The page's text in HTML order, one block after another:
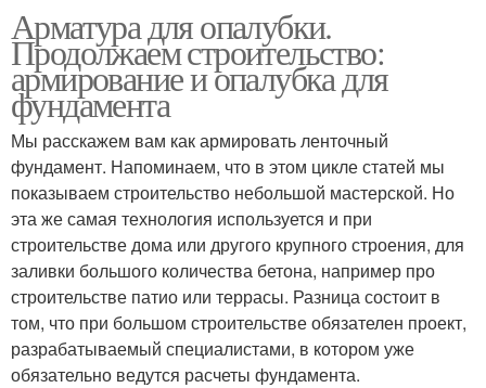
Арматура для опалубки.
Продолжаем строительство:
армирование и опалубка для
фундамента
Мы расскажем вам как армировать ленточный
фундамент. Напоминаем, что в этом цикле статей мы
показываем строительство небольшой мастерской. Но
эта же самая технология используется и при
строительстве дома или другого крупного строения, для
заливки большого количества бетона, например про
строительстве патио или террасы. Разница состоит в
том, что при большом строительстве обязателен проект,
разрабатываемый специалистами, в котором уже
обязательно ведутся расчеты фундамента.